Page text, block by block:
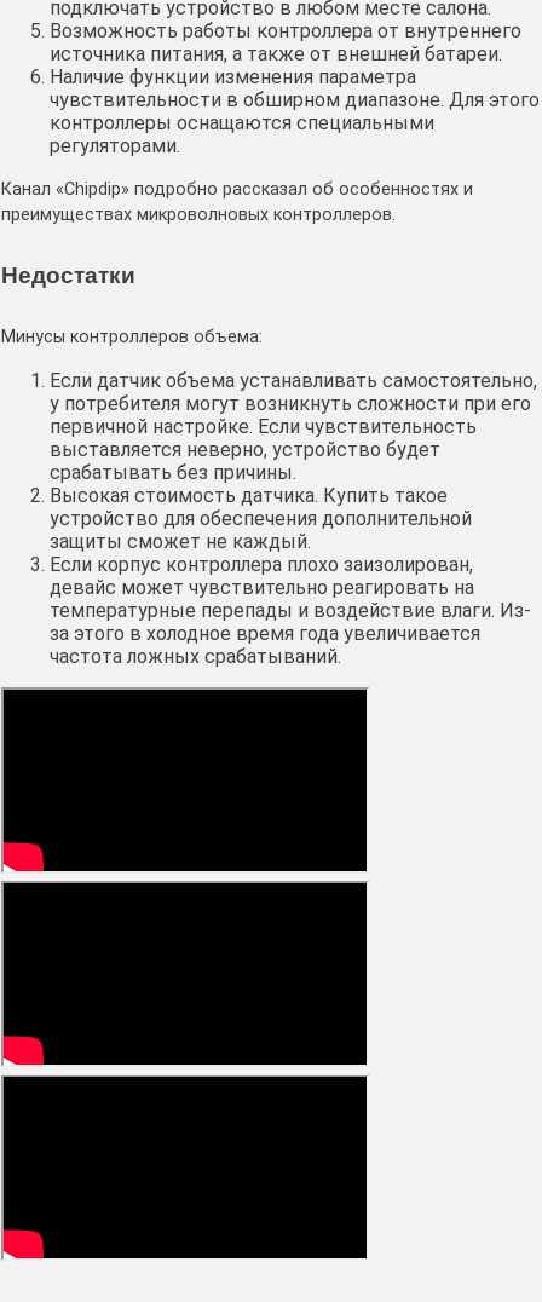
подключать устройство в любом месте салона.
Возможность работы контроллера от внутреннего
источника питания, а также от внешней батареи.
Наличие функции изменения параметра
чувствительности в обширном диапазоне. Для этого
контроллеры оснащаются специальными
регуляторами.
Канал «Chipdip» подробно рассказал об особенностях и
преимуществах микроволновых контроллеров.
Недостатки
Минусы контроллеров объема:
Если датчик объема устанавливать самостоятельно,
у потребителя могут возникнуть сложности при его
первичной настройке. Если чувствительность
выставляется неверно, устройство будет
срабатывать без причины.
Высокая стоимость датчика. Купить такое
устройство для обеспечения дополнительной
защиты сможет не каждый.
Если корпус контроллера плохо заизолирован,
девайс может чувствительно реагировать на
температурные перепады и воздействие влаги. Из-
за этого в холодное время года увеличивается
частота ложных срабатываний.